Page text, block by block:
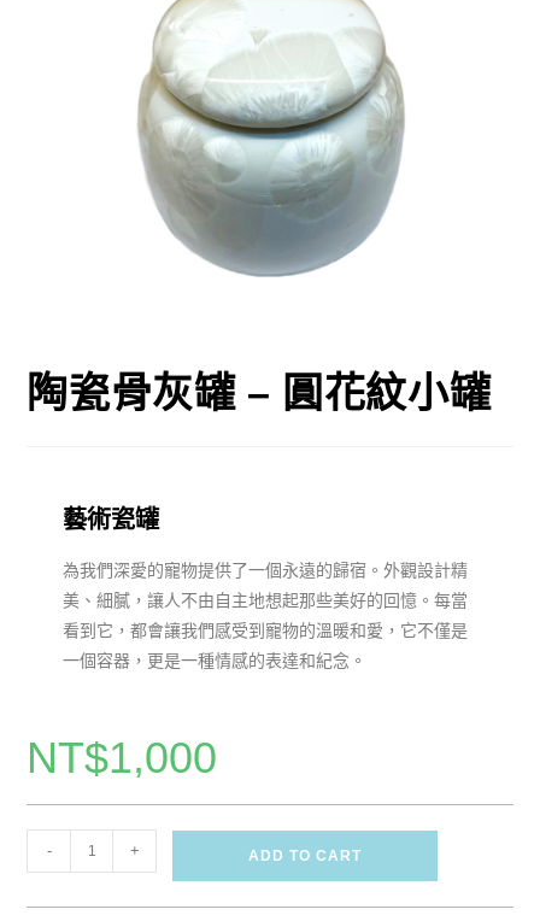
陶瓷骨灰罐 – 圓花紋小罐
藝術瓷罐
為我們深愛的寵物提供了一個永遠的歸宿。外觀設計精
美、細膩，讓人不由自主地想起那些美好的回憶。每當
看到它，都會讓我們感受到寵物的溫暖和愛，它不僅是
一個容器，更是一種情感的表達和紀念。
NT$1,000
- + ADD TO CART